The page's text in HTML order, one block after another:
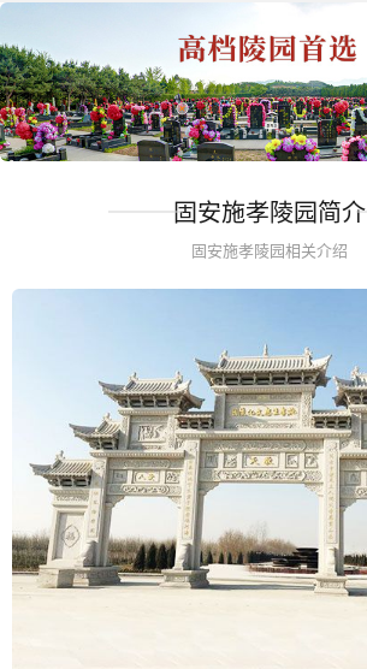
固安施孝陵园简介
固安施孝陵园相关介绍